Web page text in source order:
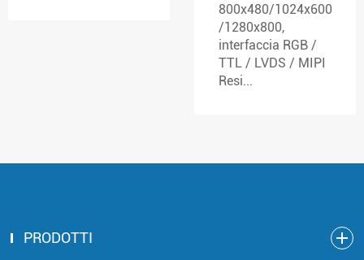
800x480/1024x600
/1280x800,
interfaccia RGB /
TTL / LVDS / MIPI
Resi...
PRODOTTI